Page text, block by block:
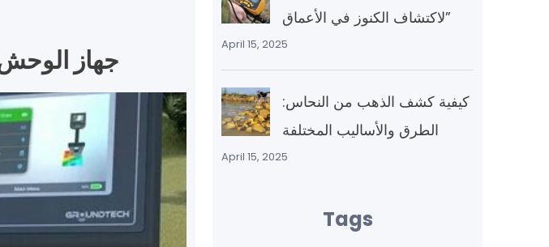
جهاز
لاكتشاف الكنوز في الأعماق”
April 15, 2025
كيفية كشف الذهب من النحاس:
الطرق والأساليب المختلفة
April 15, 2025
Tags